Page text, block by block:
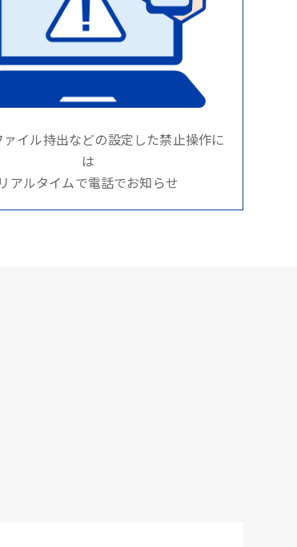
イル持出などの設定した禁止操作に
は
リアルタイムで電話でお知らせ